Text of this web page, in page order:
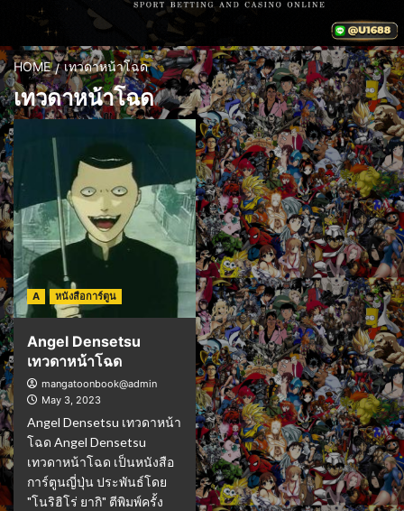
HOME เทวดาหน้าโฉด
เทวดาหน้าโฉด
A หนังสือการ์ตูน
Angel Densetsu
เทวดาหน้าโฉด
mangatoonbook@admin
May 3, 2023
Angel Densetsu เทวดาหน้า
โฉด Angel Densetsu
เทวดาหน้าโฉด เป็นหนังสือ
การ์ตูนญี่ปุ่น ประพันธ์โดย
"โนริฮิโร่ ยากิ" ตีพิมพ์ครั้ง